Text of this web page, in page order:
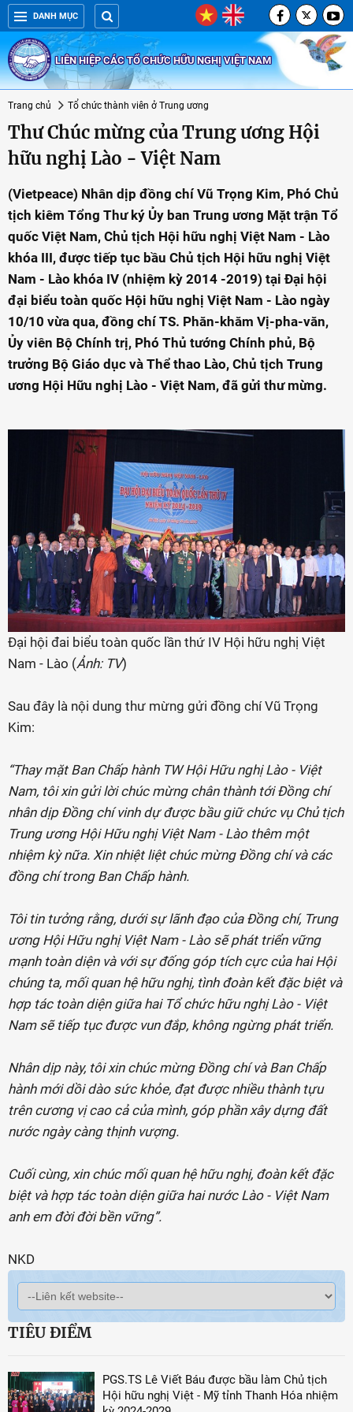
DANH MỤC
LIÊN HIỆP CÁC TỔ CHỨC HỮU NGHỊ VIỆT NAM
Trang chủ Tổ chức thành viên ở Trung ương
Thư Chúc mừng của Trung ương Hội
hữu nghị Lào - Việt Nam
(Vietpeace) Nhân dịp đồng chí Vũ Trọng Kim, Phó Chủ
tịch kiêm Tổng Thư ký Ủy ban Trung ương Mặt trận Tổ
quốc Việt Nam, Chủ tịch Hội hữu nghị Việt Nam - Lào
khóa III, được tiếp tục bầu Chủ tịch Hội hữu nghị Việt
Nam - Lào khóa IV (nhiệm kỳ 2014 -2019) tại Đại hội
đại biểu toàn quốc Hội hữu nghị Việt Nam - Lào ngày
10/10 vừa qua, đồng chí TS. Phăn-khăm Vị-pha-văn,
Ủy viên Bộ Chính trị, Phó Thủ tướng Chính phủ, Bộ
trưởng Bộ Giáo dục và Thể thao Lào, Chủ tịch Trung
ương Hội Hữu nghị Lào - Việt Nam, đã gửi thư mừng.
Đại hội đai biểu toàn quốc lần thứ IV Hội hữu nghị Việt
Nam - Lào (Ảnh: TV)
Sau đây là nội dung thư mừng gửi đồng chí Vũ Trọng
Kim:
“Thay mặt Ban Chấp hành TW Hội Hữu nghị Lào - Việt
Nam, tôi xin gửi lời chúc mừng chân thành tới Đồng chí
nhân dịp Đồng chí vinh dự được bầu giữ chức vụ Chủ tịch
Trung ương Hội Hữu nghị Việt Nam - Lào thêm một
nhiệm kỳ nữa. Xin nhiệt liệt chúc mừng Đồng chí và các
đồng chí trong Ban Chấp hành.
Tôi tin tưởng rằng, dưới sự lãnh đạo của Đồng chí, Trung
ương Hội Hữu nghị Việt Nam - Lào sẽ phát triển vững
mạnh toàn diện và với sự đống góp tích cực của hai Hội
chúng ta, mối quan hệ hữu nghị, tình đoàn kết đặc biệt và
hợp tác toàn diện giữa hai Tổ chức hữu nghị Lào - Việt
Nam sẽ tiếp tục được vun đắp, không ngừng phát triển.
Nhân dịp này, tôi xin chúc mừng Đồng chí và Ban Chấp
hành mới dồi dào sức khỏe, đạt được nhiều thành tựu
trên cương vị cao cả của mình, góp phần xây dựng đất
nước ngày càng thịnh vượng.
Cuối cùng, xin chúc mối quan hệ hữu nghị, đoàn kết đặc
biệt và hợp tác toàn diện giữa hai nước Lào - Việt Nam
anh em đời đời bền vững”.
NKD
TIÊU ĐIỂM
PGS.TS Lê Viết Báu được bầu làm Chủ tịch
Hội hữu nghị Việt - Mỹ tỉnh Thanh Hóa nhiệm